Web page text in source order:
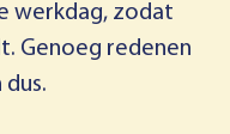
werkdag, zodat
Genoeg redenen